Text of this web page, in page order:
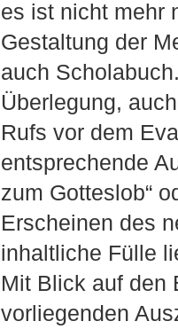
es ist nicht mehr
Gestaltung der
auch
Überlegung,
Rufs vor dem
entsprechende
zum Gotteslob“
Erscheinen des
inhaltliche Fülle
Mit Blick auf den
vorliegenden